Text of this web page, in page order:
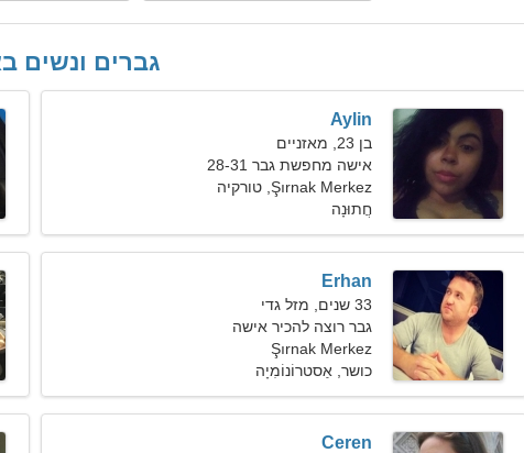
גברים ונשים
Aylin
בן 23, מאזניים
אישה מחפשת גבר 28-31
Şırnak Merkez, טורקיה
חֲתוּנָה
Erhan
33 שנים, מזל גדי
גבר רוצה להכיר אישה
Şırnak Merkez
כושר, אַסטרוֹנוֹמִיָה
Ceren